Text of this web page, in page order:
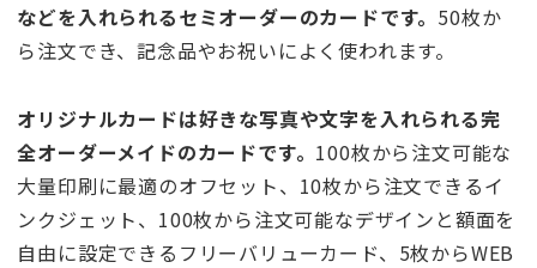
などを入れられるセミオーダーのカードです。 50枚か
ら注文でき、記念品やお祝いによく使われます。
オリジナルカードは好きな写真や文字を入れられる完
全オーダーメイドのカードです。 100枚から注文可能な
大量印刷に最適のオフセット、10枚から注文できるイ
ンクジェット、100枚から注文可能なデザインと額面を
自由に設定できるフリーバリューカード、5枚からWEB